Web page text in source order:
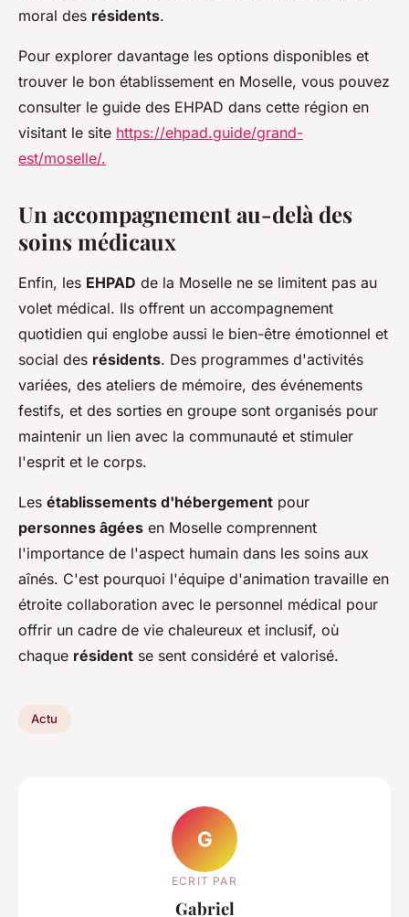
moral des résidents.
Pour explorer davantage les options disponibles et
trouver le bon établissement en Moselle, vous pouvez
consulter le guide des EHPAD dans cette région en
visitant le site https://ehpad.guide/grand-
est/moselle/.
Un accompagnement au-delà des
soins médicaux
Enfin, les EHPAD de la Moselle ne se limitent pas au
volet médical. Ils offrent un accompagnement
quotidien qui englobe aussi le bien-être émotionnel et
social des résidents. Des programmes d'activités
variées, des ateliers de mémoire, des événements
festifs, et des sorties en groupe sont organisés pour
maintenir un lien avec la communauté et stimuler
l'esprit et le corps.
Les établissements d'hébergement pour
personnes âgées en Moselle comprennent
l'importance de l'aspect humain dans les soins aux
aînés. C'est pourquoi l'équipe d'animation travaille en
étroite collaboration avec le personnel médical pour
offrir un cadre de vie chaleureux et inclusif, où
chaque résident se sent considéré et valorisé.
Actu
G
ECRIT PAR
Gabriel